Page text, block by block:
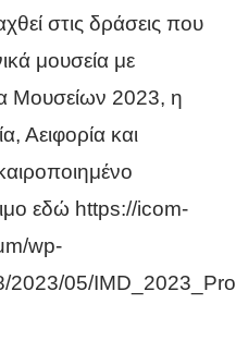
στις δράσεις που
μουσεία με
Μουσείων 2023, η
Αειφορία και
εδώ https://icom-
wp-
2023/05/